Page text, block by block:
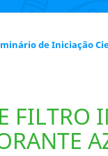
de Iniciação
FILTRO